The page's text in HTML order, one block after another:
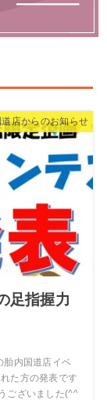
道店からのお知らせ
足指握力
胎内国道店イベ
た方の発表です
ございました(^^